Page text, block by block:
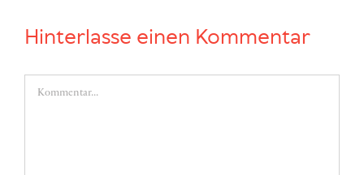
Hinterlasse einen Kommentar
Kommentar